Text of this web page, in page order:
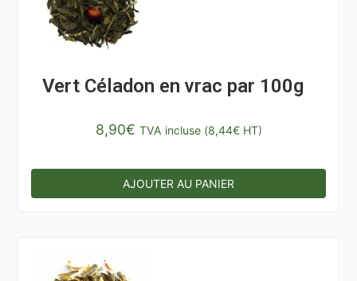
Vert Céladon en vrac par 100g
8,90€ TVA incluse (8,44€HT)
AJOUTER AU PANIER